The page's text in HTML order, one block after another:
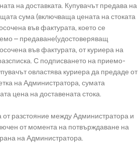
на доставката. Купувачът предава на
сума (включваща цената на стоката
във фактурата, което се
– предаване(удостоверяващ
във фактурата, от куриера на
С подписването на приемо-
овластява куриера да предаде от
на Администратора, сумата
цена на доставената стока.
от разстояние между Администратора и
от момента на потвърждаване на
на Администратора.